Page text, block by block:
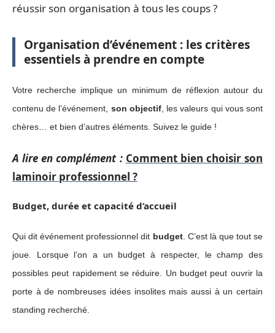
réussir son organisation à tous les coups ?
Organisation d’événement : les critères
essentiels à prendre en compte
Votre recherche implique un minimum de réflexion autour du
contenu de l’événement, son objectif, les valeurs qui vous sont
chères… et bien d’autres éléments. Suivez le guide !
A lire en complément : Comment bien choisir son
laminoir professionnel ?
Budget, durée et capacité d’accueil
Qui dit événement professionnel dit budget. C’est là que tout se
joue. Lorsque l’on a un budget à respecter, le champ des
possibles peut rapidement se réduire. Un budget peut ouvrir la
porte à de nombreuses idées insolites mais aussi à un certain
standing recherché.